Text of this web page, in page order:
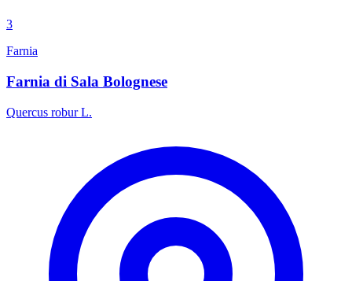
3
Farnia
Farnia di Sala Bolognese
Quercus robur L.